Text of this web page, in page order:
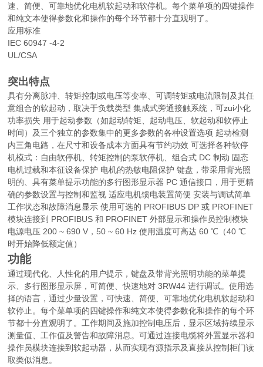
速、简便、可靠地优化电机软起动和软停机。每个菜单项的四键操作
和纯文本使得参数化和操作的每个环节都十分直观明了。
应用标准
IEC 60947 -4-2
UL/CSA
突出特点
具有分离脉冲、转矩控制或电压等变率、可调转矩或电流限制及其任
意组合的软起动，取决于负载类型 集成式旁通接触系统，可zui小化
功率损失 用于起动参数（如起动转矩、起动电压、软起动和软停止
时间）及三个独立的参数集中的更多参数的各种设置选项 起动检测
内三角电路，在尺寸和设备成本方面具有节约功效 可选择各种软停
机模式：自由软停机、转矩控制的泵软停机、组合式 DC 制动 固态
电机过载和本征设备保护 电机的热敏电阻保护 键盘，带采用背光照
明的、具有菜单提示功能的多行图形显示器 PC 通信接口，用于更精
确的参数设置与控制和监视 适应电机馈电装置简便 安装与调试简单
工作状态和故障消息显示 使用可选的 PROFIBUS DP 或 PROFINET
模块连接到 PROFIBUS 和 PROFINET 外部显示和操作员控制模块
电源电压 200 ~ 690 V，50 ~ 60 Hz 使用温度可高达 60 ℃（40 ℃
时开始降低额定值）
功能
通过现代化、人性化的用户提示，键盘及带背光照明功能的菜单提
示、多行图形显示屏，可简便、快速地对 3RW44 进行调试。使用选
择的语言，通过少量设置，可快速、简便、可靠地优化电机软起动和
软停止。每个菜单项的四键操作和纯文本使得参数化和操作的每个环
节都十分直观明了。工作期间及施加控制电压后，显示区域持续显示
测量值、工作值及警告和故障消息。可通过连接电缆将外置显示器和
操作员模块连接到软起动器，从而实现有源指示及直接从控制柜门读
取类似消息。